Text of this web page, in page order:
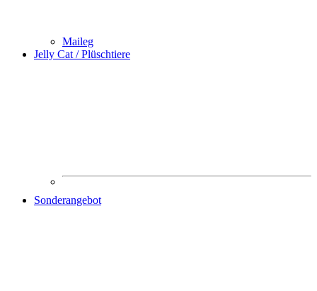
Maileg
Jelly Cat / Plüschtiere
Sonderangebot